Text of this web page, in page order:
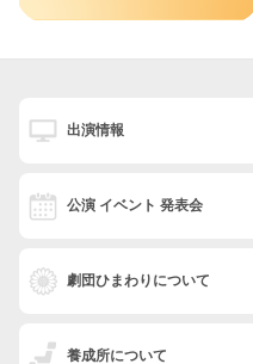
出演情報
公演 イベント 発表会
劇団ひまわりについて
養成所について